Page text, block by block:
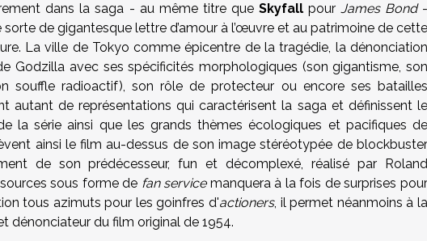
dans la saga - au même titre que Skyfall pour James Bond -
de gigantesque lettre d’amour à l’œuvre et au patrimoine de cette
La ville de Tokyo comme épicentre de la tragédie, la dénonciation
Godzilla avec ses spécificités morphologiques (son gigantisme, son
souffle radioactif), son rôle de protecteur ou encore ses batailles
autant de représentations qui caractérisent la saga et définissent le
la série ainsi que les grands thèmes écologiques et pacifiques de
ainsi le film au-dessus de son image stéréotypée de blockbuster
de son prédécesseur, fun et décomplexé, réalisé par Roland
sous forme de fan servicemanquera à la fois de surprises pour
tous azimuts pour les goinfres d'actioners, il permet néanmoins à la
dénonciateur du film original de 1954.